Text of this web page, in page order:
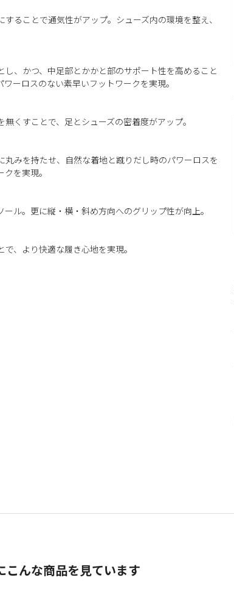
ることで通気性がアップ。シューズ内の環境を整え、
、かつ、中足部とかかと部のサポート性を高めること
ーロスのない素早いフットワークを実現。
くすことで、足とシューズの密着度がアップ。
みを持たせ、自然な着地と蹴りだし時のパワーロスを
を実現。
ル。更に縦・横・斜め方向へのグリップ性が向上。
、より快適な履き心地を実現。
こんな商品を見ています